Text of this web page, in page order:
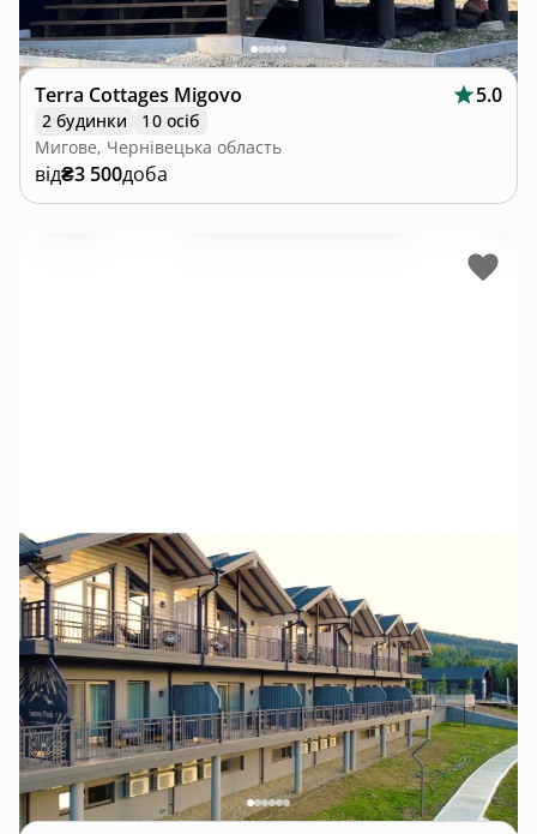
Terra Cottages Migovo 5.0
2 будинки
10 осіб
Мигове, Чернівецька область
від₴3 500доба